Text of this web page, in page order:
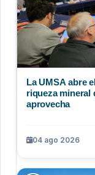
La UMSA abre
riqueza mineral
aprovecha
04 ago 2026